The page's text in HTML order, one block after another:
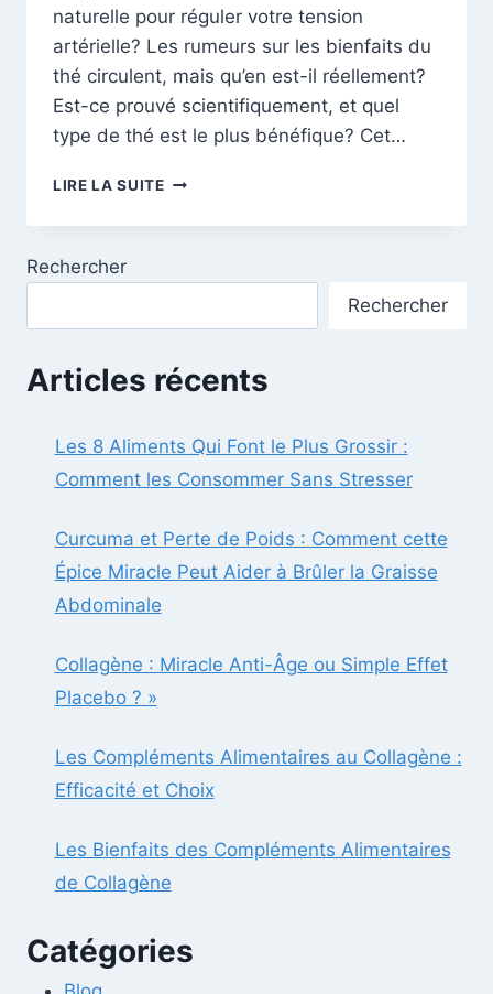
naturelle pour réguler votre tension
artérielle? Les rumeurs sur les bienfaits du
thé circulent, mais qu’en est-il réellement?
Est-ce prouvé scientifiquement, et quel
type de thé est le plus bénéfique? Cet…
LIRE LA SUITETHÉ
HYPERTENSION
UN
CŒUR
Rechercher
Rechercher
Articles récents
Les 8 Aliments Qui Font le Plus Grossir :
Comment les Consommer Sans Stresser
Curcuma et Perte de Poids : Comment cette
Épice Miracle Peut Aider à Brûler la Graisse
Abdominale
Collagène : Miracle Anti-Âge ou Simple Effet
Placebo ? »
Les Compléments Alimentaires au Collagène :
Efficacité et Choix
Les Bienfaits des Compléments Alimentaires
de Collagène
Catégories